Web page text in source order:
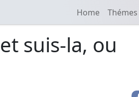
Home Thémes
suis-la, ou